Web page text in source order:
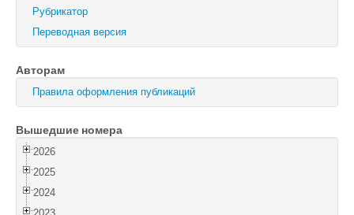
Поиск
Рубрикатор
Переводная версия
Авторам
Правила оформления публикаций
Вышедшие номера
2026
2025
2024